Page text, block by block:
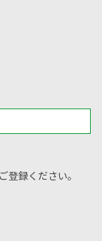
登録ください。